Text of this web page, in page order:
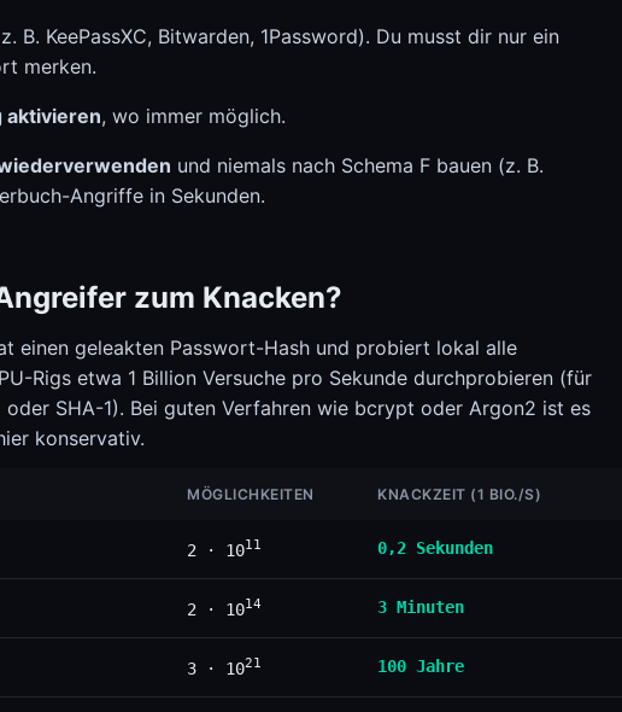
B. KeePassXC, Bitwarden, 1Password). Du musst dir nur ein
merken.
, wo immer möglich.
und niemals nach Schema F bauen (z. B.
Angriffe in Sekunden.
zum Knacken?
einen geleakten Passwort-Hash und probiert lokal alle
Rigs etwa 1 Billion Versuche pro Sekunde durchprobieren (für
SHA-1). Bei guten Verfahren wie bcrypt oder Argon2 ist es
konservativ.
MÖGLICHKEITEN KNACKZEIT (1 BIO./S)
2 · 1011 0,2 Sekunden
2 · 1014 3 Minuten
3 · 1021 100 Jahre